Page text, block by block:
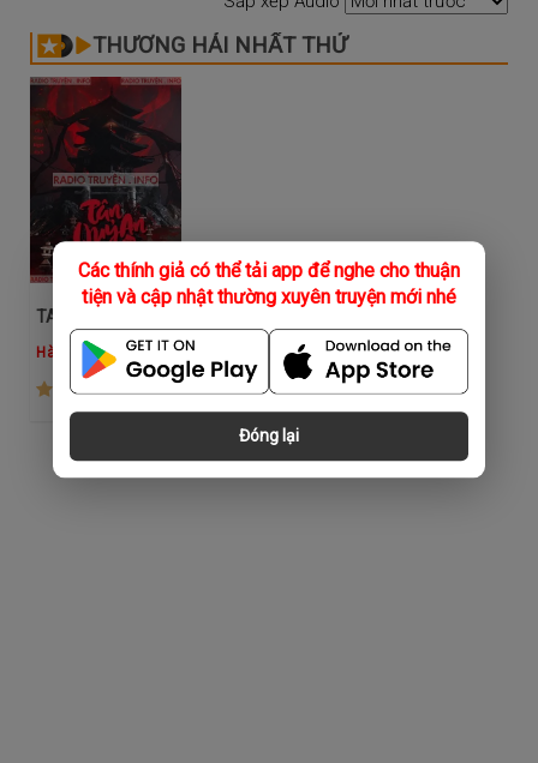
Các thính giả có thể tải app để nghe cho thuận
tiện và cập nhật thường xuyên truyện mới nhé
Đóng lại
THƯƠNG HẢI NHẤT THỬ
TAQS
Hà Trần